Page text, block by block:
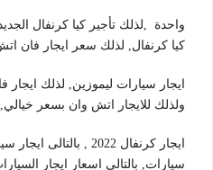
واحدة ,لذلك تأجير كيا كرنفال
كيا كرنفال, لذلك سعر ايجار فان
ايجار سيارات ليموزين, لذلك
ولذلك للايجار اتش وان بسعر خيالي,لذلك
ايجار كرنفال 2022 ,
سيارات, بالتالى اسعار ايجار السيارات ال٧راكب